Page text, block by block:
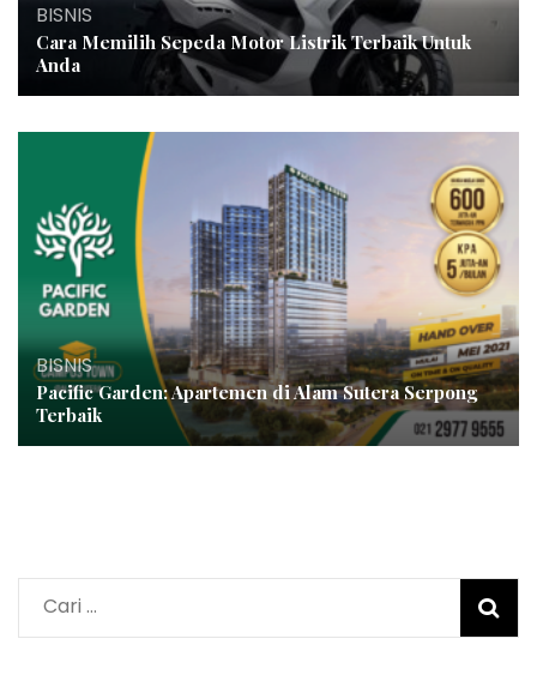
BISNIS
Cara Memilih Sepeda Motor Listrik Terbaik Untuk
Anda
BISNIS
Pacific Garden: Apartemen di Alam Sutera Serpong
Terbaik
Cari
untuk: